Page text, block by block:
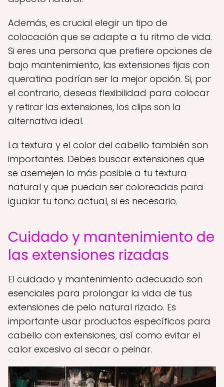
Además, es crucial elegir un tipo de
colocación que se adapte a tu ritmo de vida.
Si eres una persona que prefiere opciones de
bajo mantenimiento, las extensiones fijas con
queratina podrían ser la mejor opción. Si, por
el contrario, deseas flexibilidad para colocar
y retirar las extensiones, los clips son la
alternativa ideal.
La textura y el color del cabello también son
importantes. Debes buscar extensiones que
se asemejen lo más posible a tu textura
natural y que puedan ser coloreadas para
igualar tu tono actual, si es necesario.
Cuidado y mantenimiento de
las extensiones rizadas
El cuidado y mantenimiento adecuado son
esenciales para prolongar la vida de tus
extensiones de pelo natural rizado. Es
importante usar productos específicos para
cabello con extensiones, así como evitar el
calor excesivo al secar o peinar.